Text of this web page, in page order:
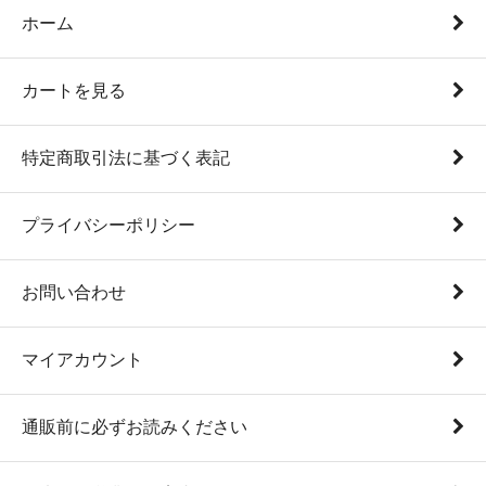
ホーム
カートを見る
特定商取引法に基づく表記
プライバシーポリシー
お問い合わせ
マイアカウント
通販前に必ずお読みください